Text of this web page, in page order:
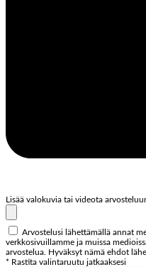
Lisää valokuvia tai videota
Arvostelusi lähettämällä annat
verkkosivuillamme ja muissa
arvostelua. Hyväksyt nämä ehdot
* Rastita valintaruutu jatkaaksesi